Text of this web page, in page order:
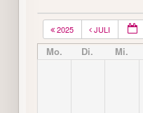
2025 JULI
Mo. Di. Mi.